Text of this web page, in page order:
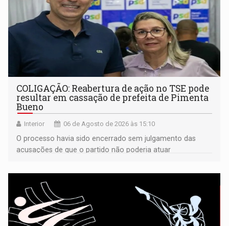
COLIGAÇÃO: Reabertura de ação no TSE pode
resultar em cassação de prefeita de Pimenta
Bueno
Interior 06 de Agosto de 2026 às 15:10
O processo havia sido encerrado sem julgamento das
acusações de que o partido não poderia atuar